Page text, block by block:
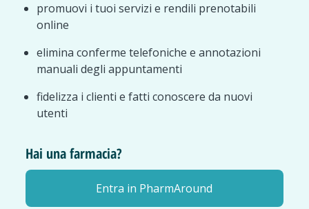
promuovi i tuoi servizi e rendili prenotabili
online
elimina conferme telefoniche e annotazioni
manuali degli appuntamenti
fidelizza i clienti e fatti conoscere da nuovi
utenti
Hai una farmacia?
Entra in PharmAround